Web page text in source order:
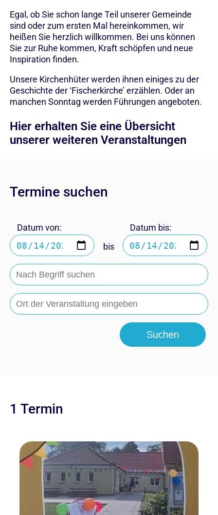
Egal, ob Sie schon lange Teil unserer Gemeinde
sind oder zum ersten Mal hereinkommen, wir
heißen Sie herzlich willkommen. Bei uns können
Sie zur Ruhe kommen, Kraft schöpfen und neue
Inspiration finden.
Unsere Kirchenhüter werden ihnen einiges zu der
Geschichte der ‘Fischerkirche’ erzählen. Oder an
manchen Sonntag werden Führungen angeboten.
Hier erhalten Sie eine Übersicht
unserer weiteren Veranstaltungen
Termine suchen
Datum von:
bis
Datum bis:
Suchen
1 Termin